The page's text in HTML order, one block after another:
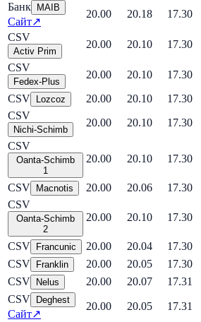
Банк
MAIB
Сайт↗
20.00 20.18 17.30
CSV
Activ Prim
20.00 20.10 17.30
CSV
Fedex-Plus
20.00 20.10 17.30
CSV
Lozcoz 20.00 20.10 17.30
CSV
Nichi-Schimb
20.00 20.10 17.30
CSV
Oanta-Schimb
1
20.00 20.10 17.30
CSV Macnotis 20.00 20.06 17.30
CSV
Oanta-Schimb
2
20.00 20.10 17.30
CSV Francunic 20.00 20.04 17.30
CSV
Franklin 20.00 20.05 17.30
CSV
Nelus 20.00 20.07 17.31
CSV
Deghest
Сайт↗
20.00 20.05 17.31